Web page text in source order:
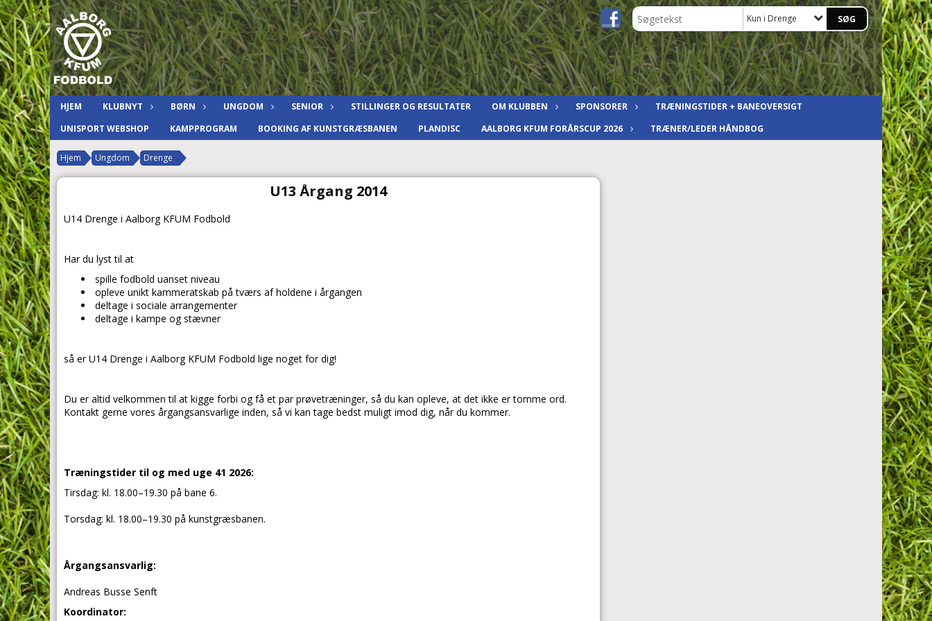
Kun i Drenge
HJEM KLUBNYT BØRN UNGDOM SENIOR STILLINGER OG RESULTATER OM KLUBBEN SPONSORER
TRÆNINGSTIDER + BANEOVERSIGT
UNISPORT WEBSHOP
KAMPPROGRAM BOOKING AF KUNSTGRÆSBANEN PLANDISC AALBORG KFUM FORÅRSCUP 2026 TRÆNER/LEDER HÅNDBOG
Hjem Ungdom Drenge
U13 Årgang 2014
U14 Drenge i Aalborg KFUM Fodbold
Har du lyst til at
spille fodbold uanset niveau
opleve unikt kammeratskab på tværs af holdene i årgangen
deltage i sociale arrangementer
deltage i kampe og stævner
så er U14 Drenge i Aalborg KFUM Fodbold lige noget for dig!
Du er altid velkommen til at kigge forbi og få et par prøvetræninger, så du kan opleve, at det ikke er tomme ord.
Kontakt gerne vores årgangsansvarlige inden, så vi kan tage bedst muligt imod dig, når du kommer.
Træningstider til og med uge 41 2026:
Tirsdag: kl. 18.00–19.30 på bane 6.
Torsdag: kl. 18.00–19.30 på kunstgræsbanen.
Årgangsansvarlig:
Andreas Busse Senft
Koordinator: